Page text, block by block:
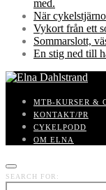
med.
När
Vykort från ett
Sommarslott,
En stig ned till
MTB-KURSER &
KONTAKT/PR
CYKELPODD
OM ELNA
SEARCH FOR: